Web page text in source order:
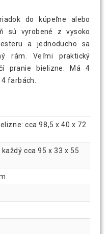
do kúpeľne alebo
sú vyrobené z vysoko
a jednoducho sa
rám. Veľmi praktický
pranie bielizne. Má 4
farbách.
cca 98,5 x 40 x 72
cca 95 x 33 x 55